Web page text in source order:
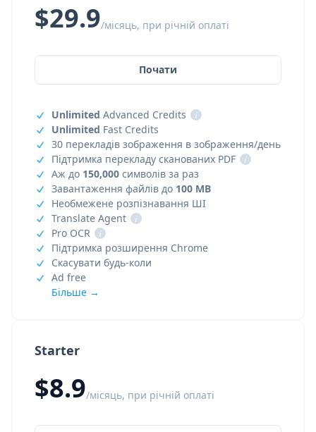
Starter
$8.9/місяць, при річній оплаті
$29.9/місяць, при річній оплаті
Почати
Unlimited Advanced Credits
i
Unlimited Fast Credits
30 перекладів зображення в зображення/день
Підтримка перекладу сканованих PDF
i
Аж до 150,000 символів за раз
Завантаження файлів до 100 MB
Необмежене розпізнавання ШІ
Translate Agent
i
Pro OCR
i
Підтримка розширення Chrome
Скасувати будь-коли
Ad free
Більше →